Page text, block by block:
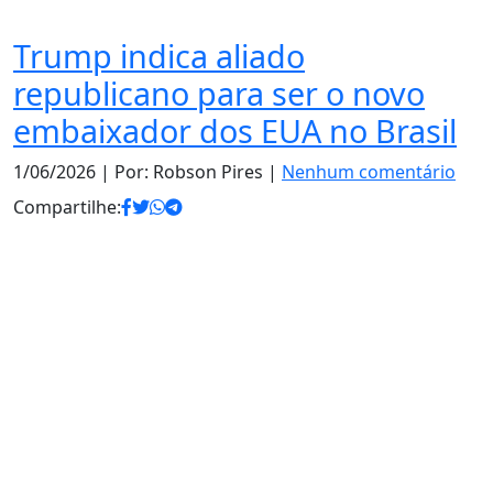
Trump indica aliado
republicano para ser o novo
embaixador dos EUA no Brasil
1/06/2026 | Por: Robson Pires | Nenhum comentário
Compartilhe: